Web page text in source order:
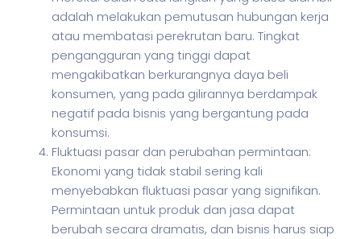
adalah melakukan pemutusan hubungan kerja
atau membatasi perekrutan baru. Tingkat
pengangguran yang tinggi dapat
mengakibatkan berkurangnya daya beli
konsumen, yang pada gilirannya berdampak
negatif pada bisnis yang bergantung pada
konsumsi.
Fluktuasi pasar dan perubahan permintaan:
Ekonomi yang tidak stabil sering kali
menyebabkan fluktuasi pasar yang signifikan.
Permintaan untuk produk dan jasa dapat
berubah secara dramatis, dan bisnis harus siap